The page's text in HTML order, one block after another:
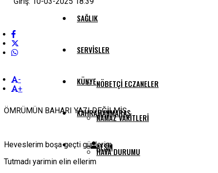
SAĞLIK
SERVISLER
NÖBETÇI ECZANELER
NAMAZ VAKITLERI
HAVA DURUMU
KÜNYE
KAHRAMANMARAŞ
AFŞIN
-
+
ÖMRÜMÜN BAHARI YAZI DEĞİLMİŞ
Heveslerim boşa geçti günlerim
Tutmadı yarimin elin ellerim